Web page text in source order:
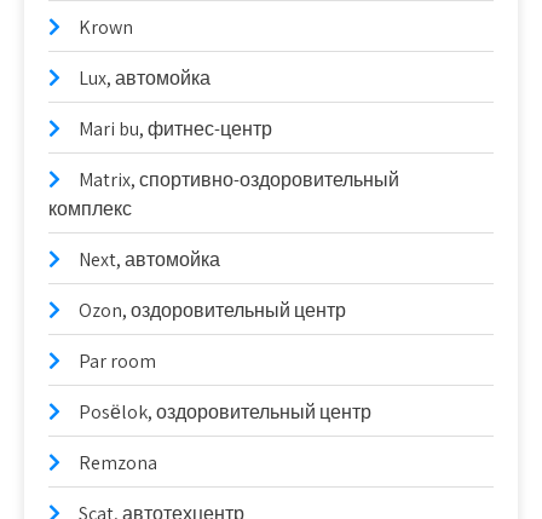
Krown
Lux, автомойка
Mari bu, фитнес-центр
Matrix, спортивно-оздоровительный
комплекс
Next, автомойка
Ozon, оздоровительный центр
Par room
Posёlok, оздоровительный центр
Remzona